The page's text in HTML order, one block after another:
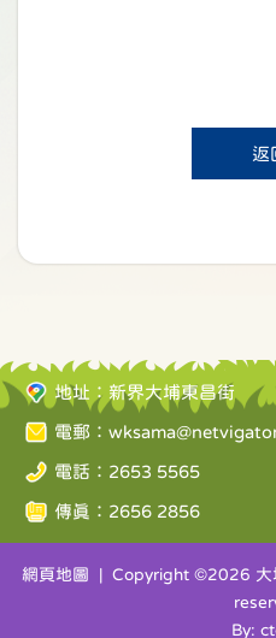
返
地址：新界大埔東昌街
電郵：
電話：2653 5565
傳真：2656 2856
網頁地圖 | Copyright ©2026 大
By: